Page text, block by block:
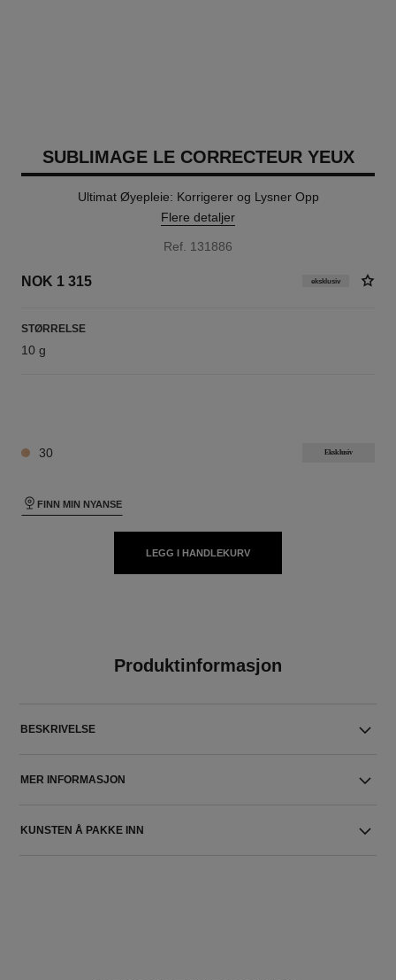
SUBLIMAGE LE CORRECTEUR YEUX
Ultimat Øyepleie: Korrigerer og Lysner Opp
Flere detaljer
Ref. 131886
NOK 1 315 eksklusiv
STØRRELSE
10 g
30 Eksklusiv
FINN MIN NYANSE
LEGG I HANDLEKURV
Produktinformasjon
BESKRIVELSE
MER INFORMASJON
KUNSTEN Å PAKKE INN